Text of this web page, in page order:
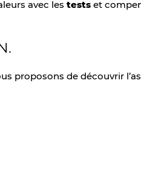
avec les tests et
proposons de découvrir